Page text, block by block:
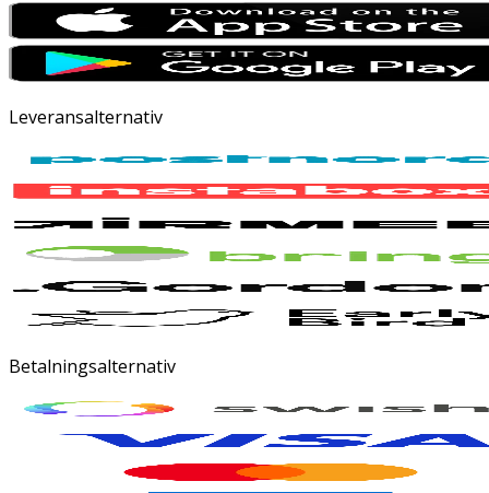
Leveransalternativ
Betalningsalternativ